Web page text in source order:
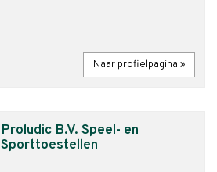
Naar profielpagina »
Proludic B.V. Speel- en
Sporttoestellen